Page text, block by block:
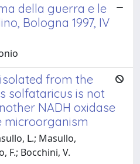
della guerra e le
Bologna 1997, IV
from the
solfataricus is not
NADH oxidase
microorganism
L.; Masullo,
F.; Bocchini, V.